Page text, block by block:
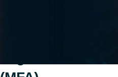
Impressões
segundo fator